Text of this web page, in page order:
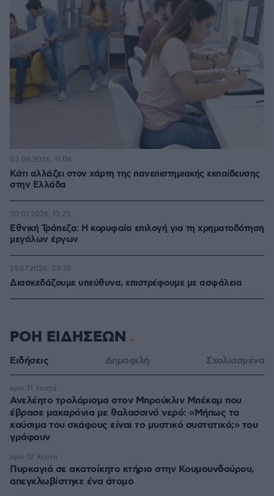
Κάτι αλλάζει στον χάρτη της πανεπιστημιακής εκπαίδευσης
στην Ελλάδα
03.08.2026, 11:06
Εθνική Τράπεζα: Η κορυφαία επιλογή για τη χρηματοδότηση
μεγάλων έργων
30.07.2026, 15:25
Διασκεδάζουμε υπεύθυνα, επιστρέφουμε με ασφάλεια
29.07.2026, 09:39
ΡΟΗ ΕΙΔΗΣΕΩΝ
Ειδήσεις Δημοφιλή Σχολιασμένα
Ανελέητο τρολάρισμα στον Μπρούκλιν Μπέκαμ που
έβρασε μακαρόνια με θαλασσινό νερό: «Μήπως τα
καύσιμα του σκάφους είναι το μυστικό συστατικό;» του
γράφουν
πριν 11 λεπτά
Πυρκαγιά σε ακατοίκητο κτήριο στην Κουμουνδούρου,
απεγκλωβίστηκε ένα άτομο
πριν 12 λεπτά